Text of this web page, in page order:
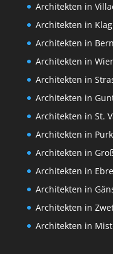
Architekten in
Architekten in
Architekten in
Architekten in
Architekten in
Architekten in
Architekten in St.
Architekten in
Architekten in
Architekten in
Architekten in
Architekten in
Architekten in